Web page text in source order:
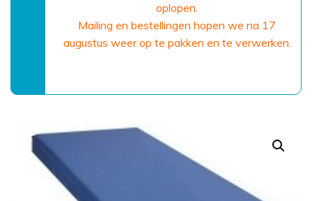
oplopen.
Mailing en bestellingen hopen we na 17
augustus weer op te pakken en te verwerken.